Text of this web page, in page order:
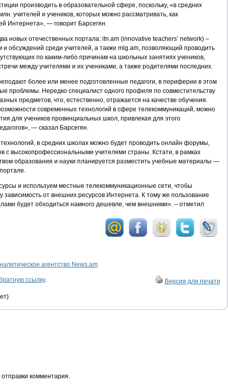
производить в образовательной сфере, поскольку, «в средних
учителей и учеников, которых можно рассматривать, как
Интернета», — говорит Барсегян.
новых отечественных портала: itn.am (innovative teachers’ network) –
обсуждений среди учителей, а также mlg.am, позволяющий проводить
по каким-либо причинам на школьных занятиях учеников,
между учителями и их учениками, а также родителями последних.
более или менее подготовленные педагоги, в периферии в этом
проблемы. Нередко специалист одного профиля по совместительству
предметов, что, естественно, отражается на качестве обучения.
современных технологий в сфере телекоммуникаций, можно
для учеников провинциальных школ, привлекая для этого
— сказал Барсегян.
в средних школах можно будет проводить онлайн форумы,
с высокопрофессиональными учителями страны. Кстати, в рамках
образования и науки планируется разместить учебные материалы —
и используем местные телекоммуникационные сети, чтобы
от внешних ресурсов Интернета. К тому же пользование
будет обходиться намного дешевле, чем внешними». – отметил
агентство News.am
ссылку. Версия для печати
отправки комментария.